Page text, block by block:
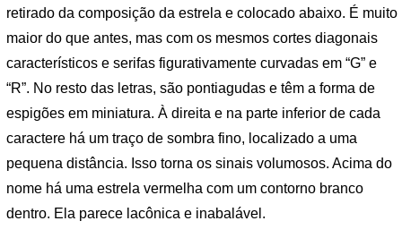
retirado da composição da estrela e colocado abaixo. É muito
maior do que antes, mas com os mesmos cortes diagonais
característicos e serifas figurativamente curvadas em “G” e
“R”. No resto das letras, são pontiagudas e têm a forma de
espigões em miniatura. À direita e na parte inferior de cada
caractere há um traço de sombra fino, localizado a uma
pequena distância. Isso torna os sinais volumosos. Acima do
nome há uma estrela vermelha com um contorno branco
dentro. Ela parece lacônica e inabalável.